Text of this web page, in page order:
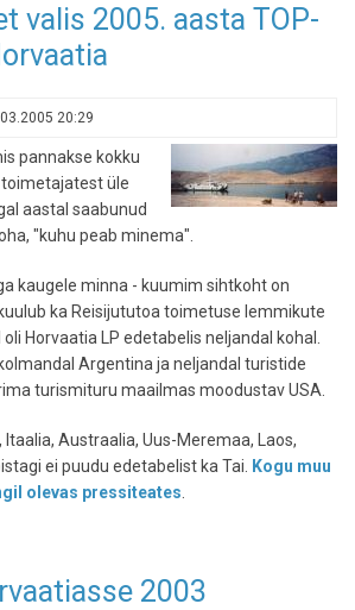
valis 2005. aasta TOP-
20:29
pannakse kokku
üle
aastal saabunud
"kuhu peab minema".
kaugele minna - kuumim sihtkoht on
ka Reisijututoa toimetuse lemmikute
Horvaatia LP edetabelis neljandal kohal.
Argentina ja neljandal turistide
turismituru maailmas moodustav USA.
Austraalia, Uus-Meremaa, Laos,
ei puudu edetabelist ka Tai. Kogu muu
olevas pressiteates
2003